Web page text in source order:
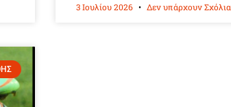
3 Ιουλίου 2026 Δεν υπάρχουν Σχόλια